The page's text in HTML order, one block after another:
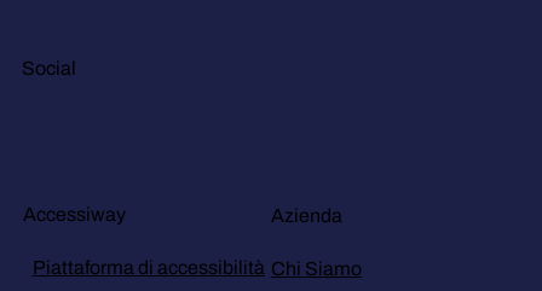
Social
Accessiway
Piattaforma di accessibilità
Azienda
Chi Siamo